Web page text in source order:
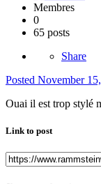
Membres
0
65 posts
Share
Posted November
Ouai il est trop stylé
Link to post